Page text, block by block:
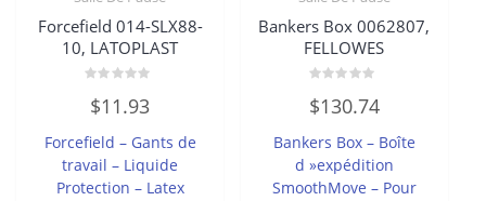
Forcefield 014-SLX88-
10, LATOPLAST
0
sur
$11.93
Forcefield – Gants de
travail – Liquide
Protection – Latex
Bankers Box 0062807,
FELLOWES
0
sur
$130.74
Bankers Box – Boîte
d »expédition
SmoothMove – Pour